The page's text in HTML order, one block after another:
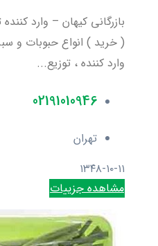
بازرگانی کیهان – وارد
( خرید ) انواع حبوبات و
وارد کننده ، توزیع...
02191010946
تهران
۱۳۴۸-۱۰-۱۱
مشاهده جزییات